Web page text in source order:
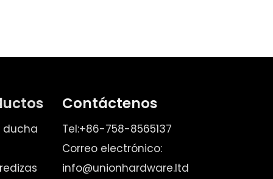
ducha
Contáctenos
Tel:+86-758-8565137
Correo electrónico:
info@unionhardware.ltd